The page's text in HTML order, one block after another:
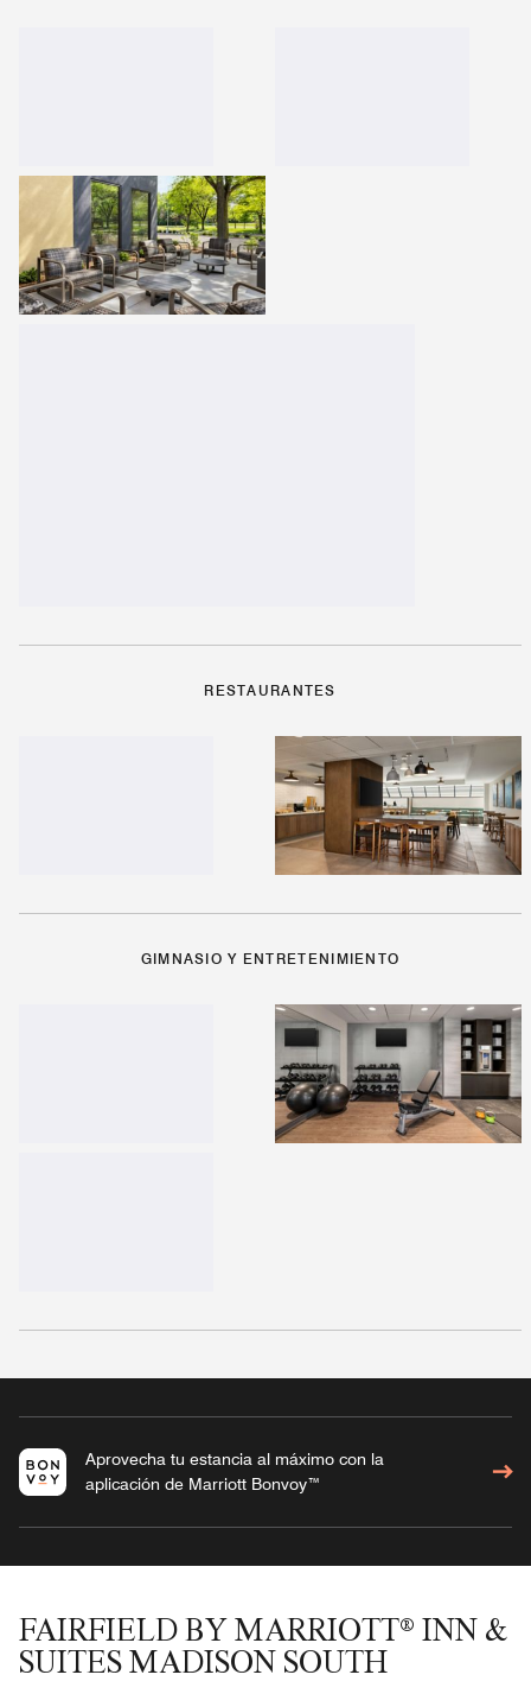
RESTAURANTES
GIMNASIO Y ENTRETENIMIENTO
Aprovecha tu estancia al máximo con la
aplicación de Marriott Bonvoy™
FAIRFIELD BY MARRIOTT® INN &
SUITES MADISON SOUTH